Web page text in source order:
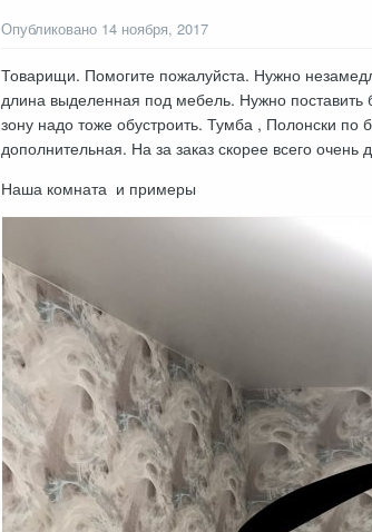
Опубликовано 14 ноября, 2017
Товарищи. Помогите пожалуйста. Нужно
длина выделенная под мебель. Нужно
зону надо тоже обустроить. Тумба , Полонски
дополнительная. На за заказ скорее всего
Наша комната и примеры